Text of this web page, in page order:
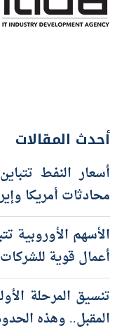
أحدث المقالات
أسعار النفط
محادثات أمريكا
الأسهم الأوروبية
أعمال قوية للشركات
المقبل.. وهذه